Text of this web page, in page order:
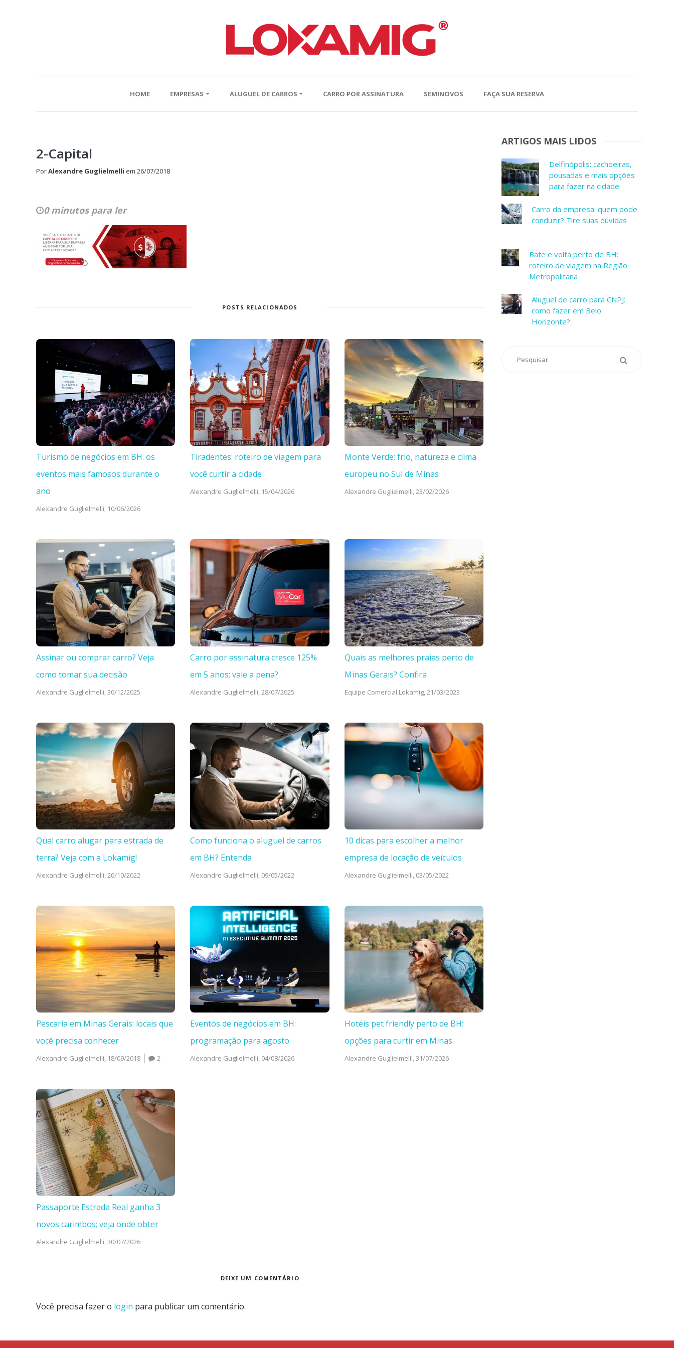
HOME EMPRESAS ALUGUEL DE CARROS CARRO POR ASSINATURA SEMINOVOS FAÇA SUA RESERVA
2-Capital
PorAlexandre Guglielmelli em 26/07/2018
0 minutos para ler
POSTS RELACIONADOS
Turismo de negócios em BH: os
eventos mais famosos durante o
ano
Alexandre Guglielmelli, 10/06/2026
Tiradentes: roteiro de viagem para
você curtir a cidade
Alexandre Guglielmelli, 15/04/2026
Monte Verde: frio, natureza e clima
europeu no Sul de Minas
Alexandre Guglielmelli,23/02/2026
Assinar ou comprar carro? Veja
como tomar sua decisão
Alexandre Guglielmelli,30/12/2025
Carro por assinatura cresce 125%
em 5 anos: vale a pena?
Alexandre Guglielmelli,28/07/2025
Quais as melhores praias perto de
Minas Gerais? Confira
Equipe Comercial Lokamig,21/03/2023
Qual carro alugar para estrada de
terra? Veja com a Lokamig!
Alexandre Guglielmelli,20/10/2022
Como funciona o aluguel de carros
em BH? Entenda
Alexandre Guglielmelli, 09/05/2022
10 dicas para escolher a melhor
empresa de locação de veículos
Alexandre Guglielmelli, 03/05/2022
Pescaria em Minas Gerais: locais que
você precisa conhecer
Alexandre Guglielmelli, 18/09/2018 2
Eventos de negócios em BH:
programação para agosto
Alexandre Guglielmelli, 04/08/2026
Hotéis pet friendly perto de BH:
opções para curtir em Minas
Alexandre Guglielmelli,31/07/2026
Passaporte Estrada Real ganha 3
novos carimbos; veja onde obter
Alexandre Guglielmelli, 30/07/2026
DEIXE UM COMENTÁRIO
Você precisa fazer o login para publicar um comentário.
ARTIGOS MAIS LIDOS
Delfinópolis: cachoeiras,
pousadas e mais opções
para fazer na cidade
Carro da empresa: quem pode
conduzir? Tire suas dúvidas
Bate e volta perto de BH:
roteiro de viagem na Região
Metropolitana
Aluguel de carro para CNPJ:
como fazer em Belo
Horizonte?